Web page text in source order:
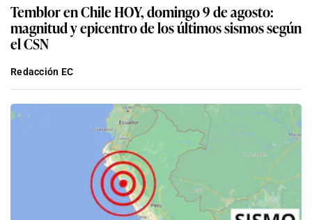
Temblor en Chile HOY, domingo 9 de agosto:
magnitud y epicentro de los últimos sismos según
el CSN
Redacción EC